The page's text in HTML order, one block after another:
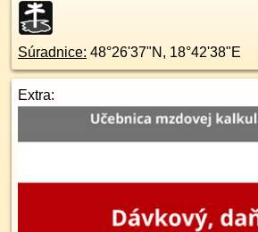
Súradnice: 48°26'37"N , 18°42'38"E
Extra: